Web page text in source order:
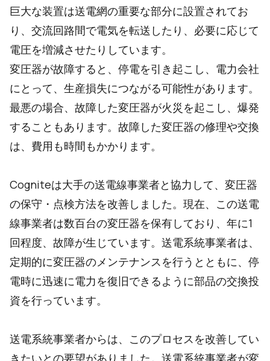
巨大な装置は送電網の重要な部分に設置されてお
り、交流回路間で電気を転送したり、必要に応じて
電圧を増減させたりしています。
変圧器が故障すると、停電を引き起こし、電力会社
にとって、生産損失につながる可能性があります。
最悪の場合、故障した変圧器が火災を起こし、爆発
することもあります。故障した変圧器の修理や交換
は、費用も時間もかかります。
Cogniteは大手の送電線事業者と協力して、変圧器
の保守・点検方法を改善しました。現在、この送電
線事業者は数百台の変圧器を保有しており、年に1
回程度、故障が生じています。送電系統事業者は、
定期的に変圧器のメンテナンスを行うとともに、停
電時に迅速に電力を復旧できるように部品の交換投
資を行っています。
送電系統事業者からは、このプロセスを改善してい
きたいとの要望がありました。送電系統事業者が変